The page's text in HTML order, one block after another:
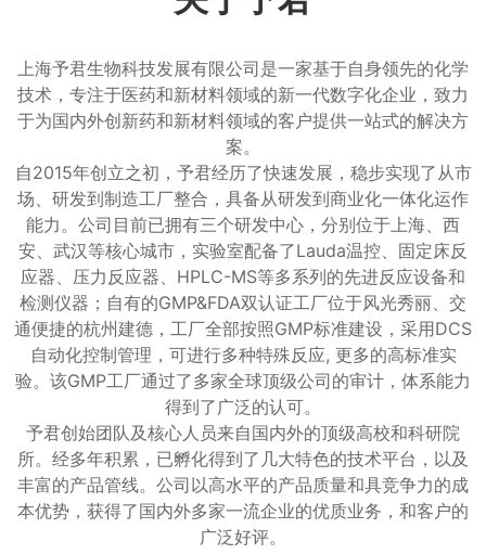
上海予君生物科技发展有限公司是一家基于自身领先的化学
技术，专注于医药和新材料领域的新一代数字化企业，致力
于为国内外创新药和新材料领域的客户提供一站式的解决方
案。
自2015年创立之初，予君经历了快速发展，稳步实现了从市
场、研发到制造工厂整合，具备从研发到商业化一体化运作
能力。公司目前已拥有三个研发中心，分别位于上海、西
安、武汉等核心城市，实验室配备了Lauda温控、固定床反
应器、压力反应器、HPLC-MS等多系列的先进反应设备和
检测仪器；自有的GMP&FDA双认证工厂位于风光秀丽、交
通便捷的杭州建德，工厂全部按照GMP标准建设，采用DCS
自动化控制管理，可进行多种特殊反应, 更多的高标准实
验。该GMP工厂通过了多家全球顶级公司的审计，体系能力
得到了广泛的认可。
予君创始团队及核心人员来自国内外的顶级高校和科研院
所。经多年积累，已孵化得到了几大特色的技术平台，以及
丰富的产品管线。公司以高水平的产品质量和具竞争力的成
本优势，获得了国内外多家一流企业的优质业务，和客户的
广泛好评。